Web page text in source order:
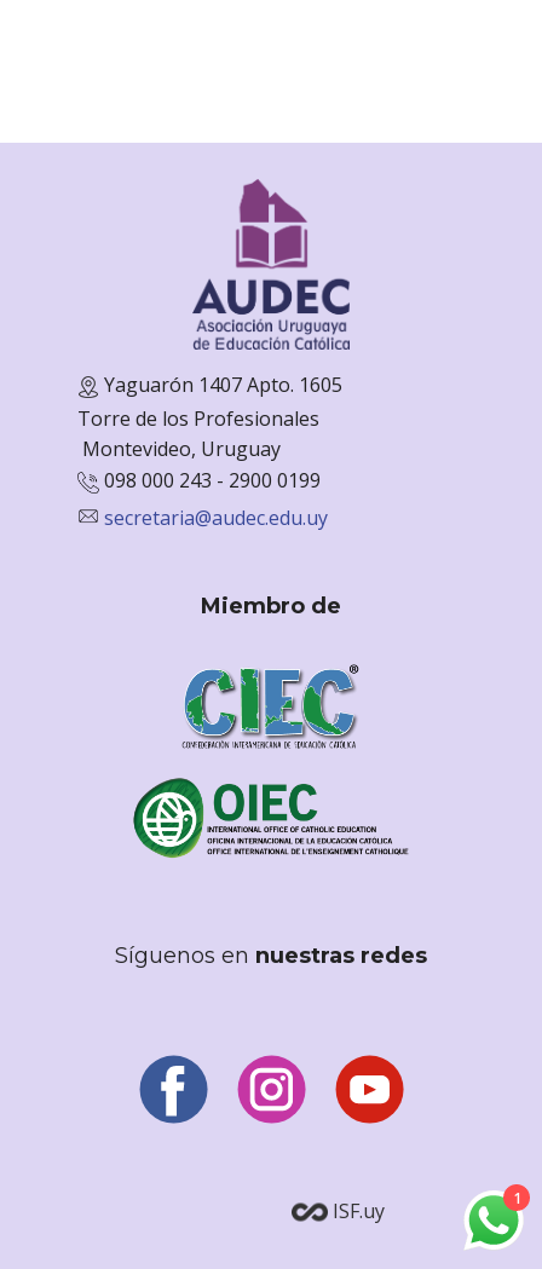
Yaguarón 1407 Apto. 1605
Torre de los Profesionales
Montevideo, Uruguay
098 000 243 - 2900 0199
secretaria@audec.edu.uy
Miembro de
Síguenos en nuestras redes
ISF.uy 1